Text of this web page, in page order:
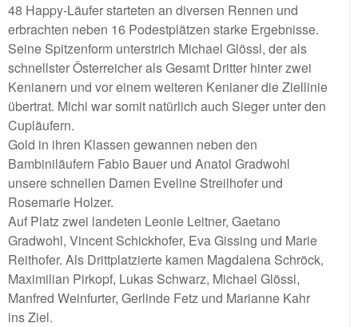
48 Happy-Läufer starteten an diversen Rennen und
erbrachten neben 16 Podestplätzen starke Ergebnisse.
Seine Spitzenform unterstrich Michael Glössl, der als
schnellster Österreicher als Gesamt Dritter hinter zwei
Kenianern und vor einem weiteren Kenianer die Ziellinie
übertrat. Michi war somit natürlich auch Sieger unter den
Cupläufern.
Gold in ihren Klassen gewannen neben den
Bambiniläufern Fabio Bauer und Anatol Gradwohl
unsere schnellen Damen Eveline Streilhofer und
Rosemarie Holzer.
Auf Platz zwei landeten Leonie Leitner, Gaetano
Gradwohl, Vincent Schickhofer, Eva Gissing und Marie
Reithofer. Als Drittplatzierte kamen Magdalena Schröck,
Maximilian Pirkopf, Lukas Schwarz, Michael Glössl,
Manfred Weinfurter, Gerlinde Fetz und Marianne Kahr
ins Ziel.